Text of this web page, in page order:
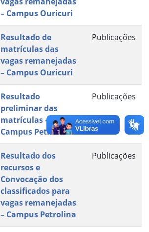
– Campus Ouricuri
Resultado de
matrículas das
vagas remanejadas
– Campus Ouricuri
Publicações
Resultado
preliminar das
matrículas –
Campus Petrolina
Publicações
Resultado dos
recursos e
Convocação dos
classificados para
vagas remanejadas
– Campus Petrolina
Publicações